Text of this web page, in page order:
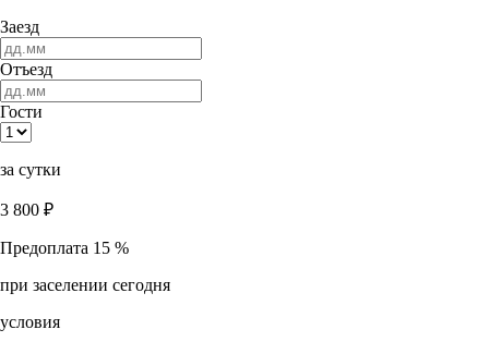
Заезд
Отъезд
Гости
за сутки
3 800 ₽
Предоплата 15 %
при заселении сегодня
условия